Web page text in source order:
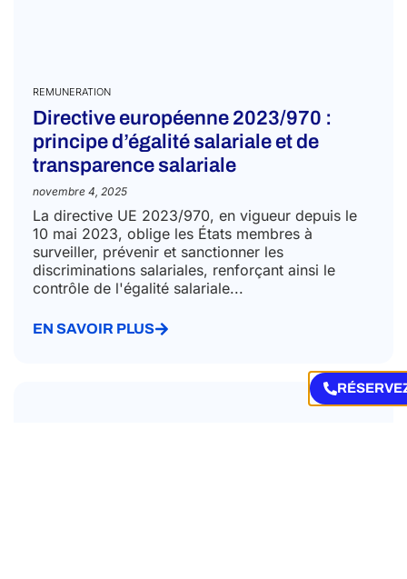
REMUNERATION
Directive européenne 2023/970 :
principe d’égalité salariale et de
transparence salariale
novembre 4, 2025
La directive UE 2023/970, en vigueur depuis le
10 mai 2023, oblige les États membres à
surveiller, prévenir et sanctionner les
discriminations salariales, renforçant ainsi le
contrôle de l'égalité salariale...
EN SAVOIR PLUS